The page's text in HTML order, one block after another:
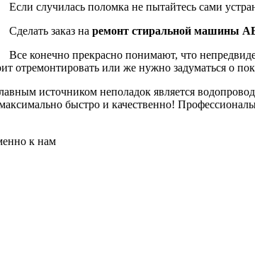
Если случилась поломка не пытайтесь сами
Сделать заказ на ремонт стиральной машины
Все конечно прекрасно понимают, что
отремонтировать или же нужно задуматься о
источником неполадок является
быстро и качественно!
к нам